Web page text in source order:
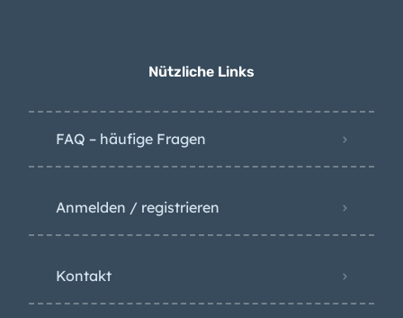
erwarten spürbare
und einen Ausbruch
Nützliche Links
FAQ – häufige Fragen
Anmelden / registrieren
Kontakt